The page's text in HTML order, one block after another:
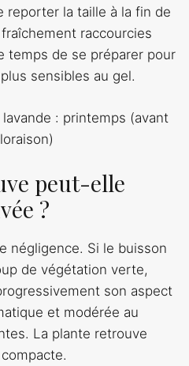
reporter la taille à la fin de
raccourcies
temps de se préparer pour
sensibles au gel.
lavande : printemps (avant
peut-elle
?
négligence. Si le buisson
de végétation verte,
son aspect
et modérée au
La plante retrouve